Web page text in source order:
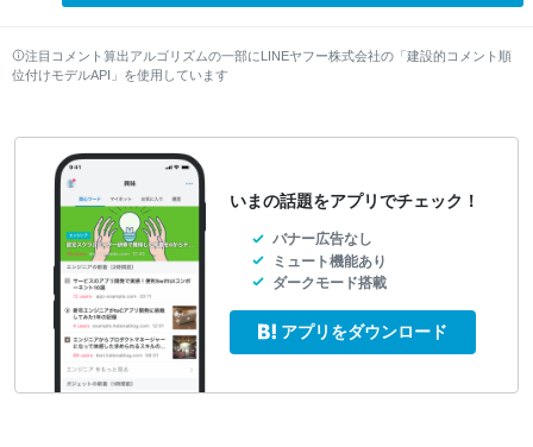
注目コメント算出アルゴリズムの一部にLINEヤフー株式会社の「建設的コメント順
位付けモデルAPI」を使用しています
いまの話題をアプリでチェック！
バナー広告なし
ミュート機能あり
ダークモード搭載
アプリをダウンロード